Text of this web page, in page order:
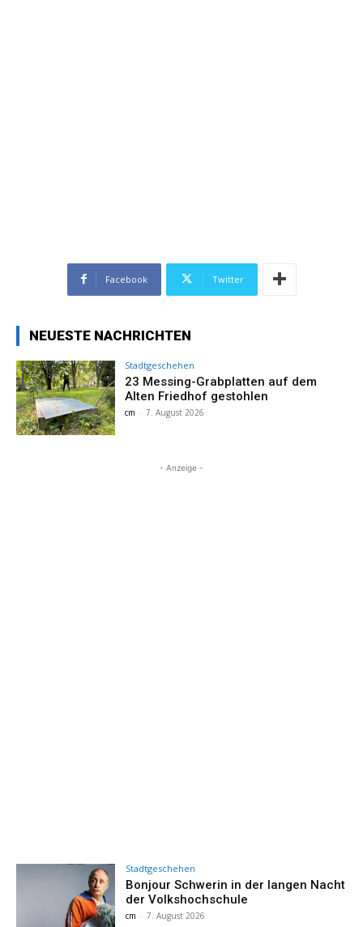
Facebook Twitter
NEUESTE NACHRICHTEN
Stadtgeschehen
23 Messing-Grabplatten auf dem
Alten Friedhof gestohlen
cm - 7. August 2026
- Anzeige -
Stadtgeschehen
Bonjour Schwerin in der langen Nacht
der Volkshochschule
cm - 7. August 2026